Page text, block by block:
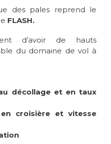
des pales reprend le
FLASH.
d’avoir de hauts
du domaine de vol à
décollage et en taux
croisière et vitesse